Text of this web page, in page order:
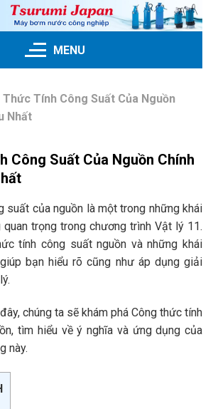
MENU
Thức Tính Công Suất Của Nguồn
Nhất
Công Suất Của Nguồn Chính
suất của nguồn là một trong những khái
trọng trong chương trình Vật lý 11.
tính công suất nguồn và những khái
bạn hiểu rõ cũng như áp dụng giải
chúng ta sẽ khám phá Công thức tính
tìm hiểu về ý nghĩa và ứng dụng của
này.